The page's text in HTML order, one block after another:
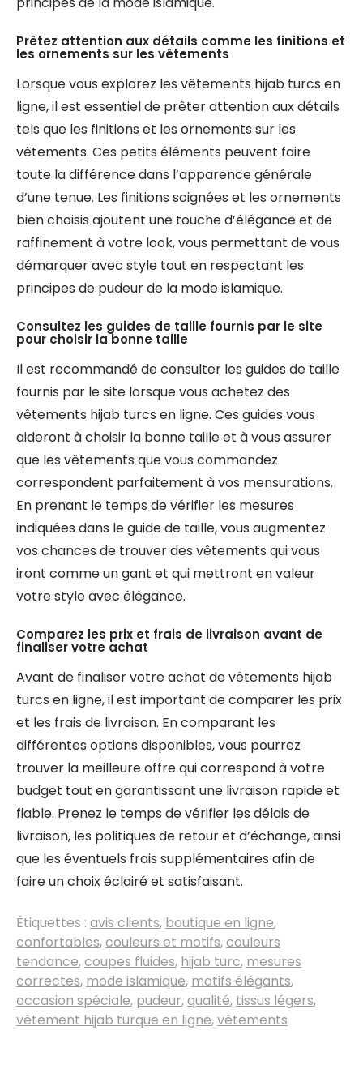
Prêtez attention aux détails comme les finitions et
les ornements sur les vêtements
Lorsque vous explorez les vêtements hijab turcs en
ligne, il est essentiel de prêter attention aux détails
tels que les finitions et les ornements sur les
vêtements. Ces petits éléments peuvent faire
toute la différence dans l’apparence générale
d’une tenue. Les finitions soignées et les ornements
bien choisis ajoutent une touche d’élégance et de
raffinement à votre look, vous permettant de vous
démarquer avec style tout en respectant les
principes de pudeur de la mode islamique.
Consultez les guides de taille fournis par le site
pour choisir la bonne taille
Il est recommandé de consulter les guides de taille
fournis par le site lorsque vous achetez des
vêtements hijab turcs en ligne. Ces guides vous
aideront à choisir la bonne taille et à vous assurer
que les vêtements que vous commandez
correspondent parfaitement à vos mensurations.
En prenant le temps de vérifier les mesures
indiquées dans le guide de taille, vous augmentez
vos chances de trouver des vêtements qui vous
iront comme un gant et qui mettront en valeur
votre style avec élégance.
Comparez les prix et frais de livraison avant de
finaliser votre achat
Avant de finaliser votre achat de vêtements hijab
turcs en ligne, il est important de comparer les prix
et les frais de livraison. En comparant les
différentes options disponibles, vous pourrez
trouver la meilleure offre qui correspond à votre
budget tout en garantissant une livraison rapide et
fiable. Prenez le temps de vérifier les délais de
livraison, les politiques de retour et d’échange, ainsi
que les éventuels frais supplémentaires afin de
faire un choix éclairé et satisfaisant.
Étiquettes : avis clients, boutique en ligne,
confortables,couleurs et motifs,couleurs
tendance,coupes fluides, hijab turc, mesures
correctes, mode islamique, motifs élégants,
occasion spéciale, pudeur,qualité, tissus légers,
vêtement hijab turque en ligne,vêtements